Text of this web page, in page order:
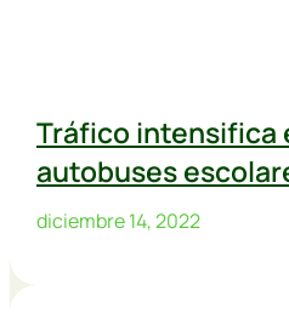
Tráfico intensifica
autobuses
diciembre 14, 2022